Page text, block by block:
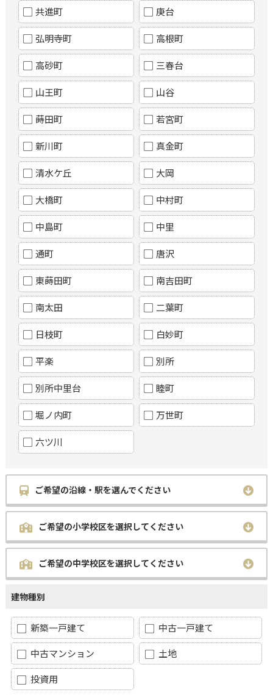
共進町 庚台
弘明寺町 高根町
高砂町 三春台
山王町 山谷
蒔田町 若宮町
新川町 真金町
清水ケ丘 大岡
大橋町 中村町
中島町 中里
通町 唐沢
東蒔田町 南吉田町
南太田 二葉町
日枝町 白妙町
平楽 別所
別所中里台 睦町
堀ノ内町 万世町
六ツ川
ご希望の沿線・駅を選んでください
ご希望の小学校区を選択してください
ご希望の中学校区を選択してください
建物種別
新築一戸建て
中古一戸建て
中古マンション
土地
投資用